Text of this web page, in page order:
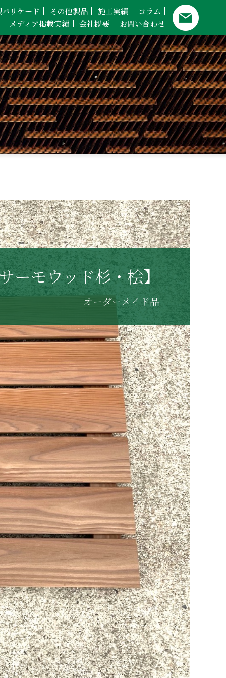
リケード その他製品 施工実績
コラム
メディア掲載実績
会社概要 お問い合わせ
ーモウッド杉・桧】
オーダーメイド品